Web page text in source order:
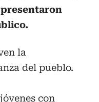
la
del pueblo.
con